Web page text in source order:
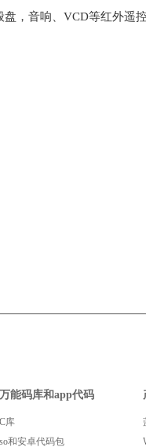
音响、VCD等红外遥
万能码库和app代码
C库
so和安卓代码包